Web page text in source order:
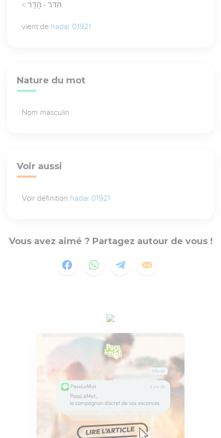
< הדר - הָדָר
vient de hadar 01921
Nature du mot
Nom masculin
Voir aussi
Voir définition hadar 01921
Vous avez aimé ? Partagez autour de vous !